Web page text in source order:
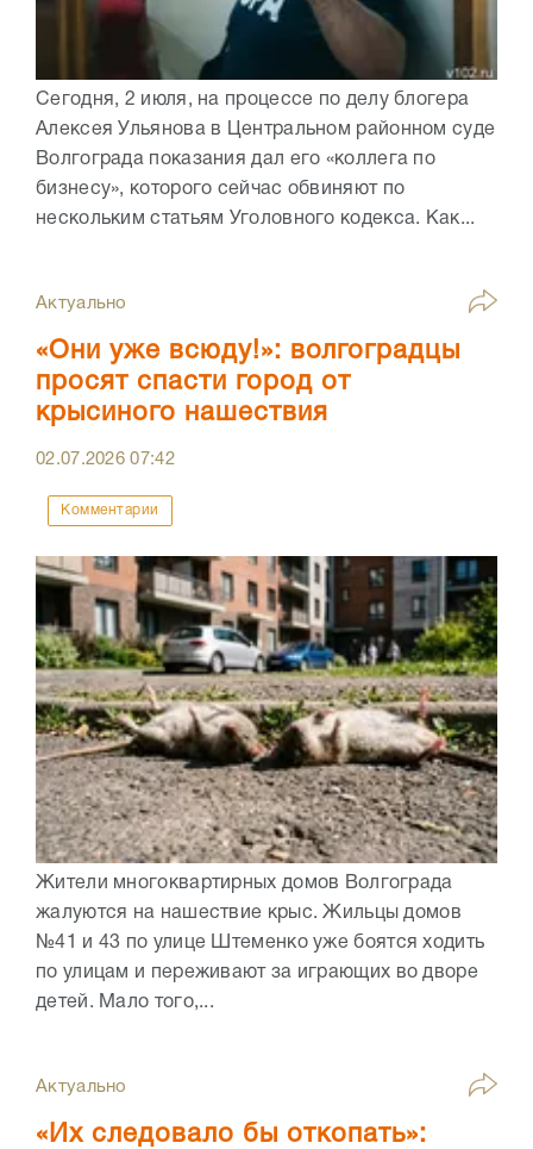
Сегодня, 2 июля, на процессе по делу блогера
Алексея Ульянова в Центральном районном суде
Волгограда показания дал его «коллега по
бизнесу», которого сейчас обвиняют по
нескольким статьям Уголовного кодекса. Как...
Актуально
«Они уже всюду!»: волгоградцы
просят спасти город от
крысиного нашествия
02.07.202607:42
Комментарии
Жители многоквартирных домов Волгограда
жалуются на нашествие крыс. Жильцы домов
№41 и 43 по улице Штеменко уже боятся ходить
по улицам и переживают за играющих во дворе
детей. Мало того,...
Актуально
«Их следовало бы откопать»: